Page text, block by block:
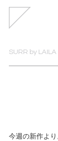
SURR by LAILA
今週の新作よ